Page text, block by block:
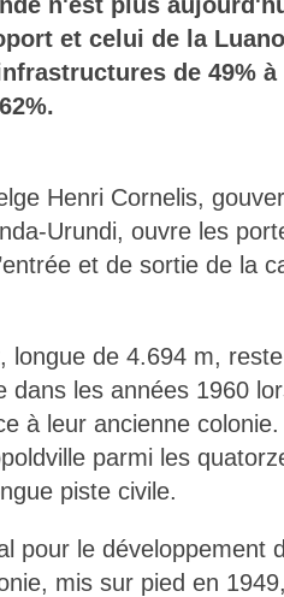
et celui de la
de 49% à
Henri Cornelis,
Urundi, ouvre les
et de sortie de la
de 4.694 m,
dans les années 1960
à leur ancienne
parmi les
piste civile.
pour le développement
mis sur pied en